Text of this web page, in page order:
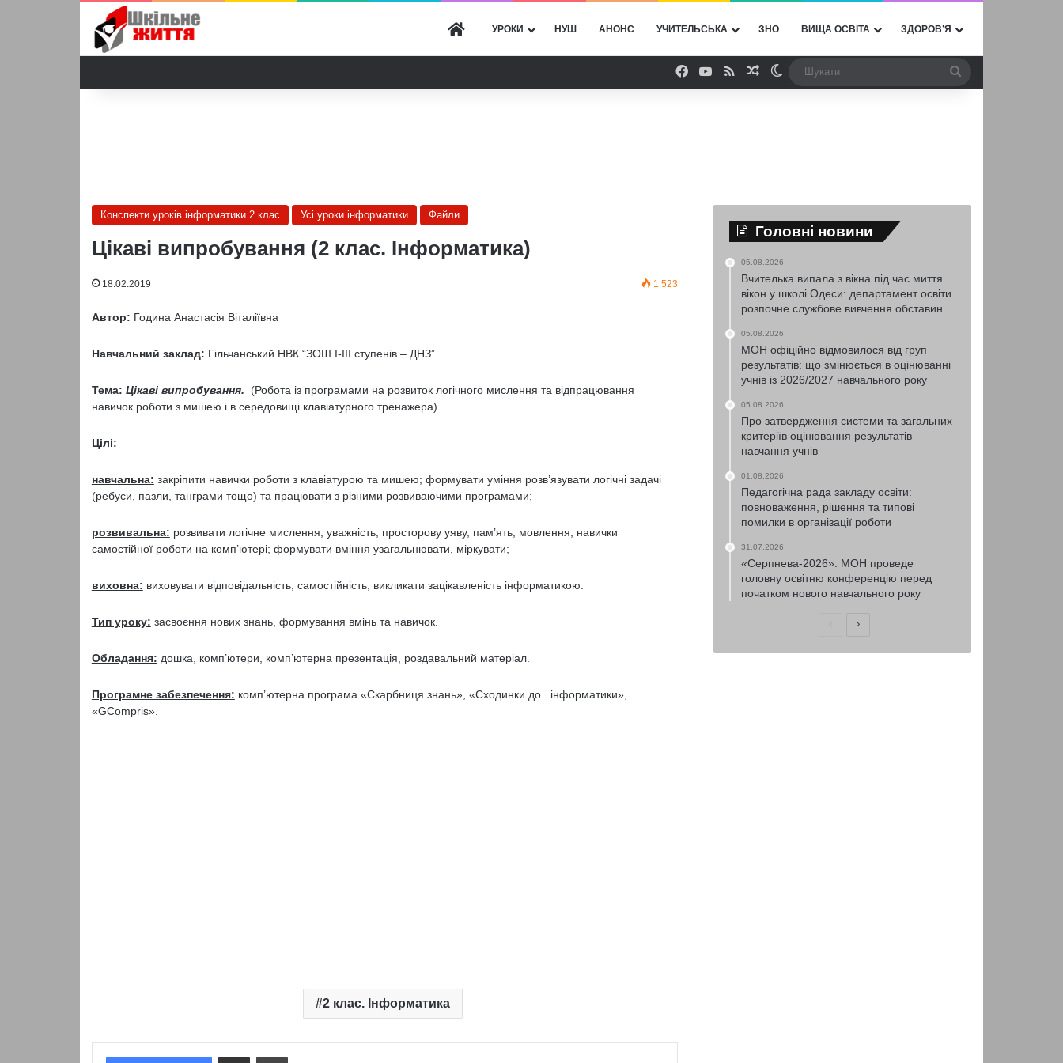
ГОЛОВНА
УРОКИ НУШ АНОНС УЧИТЕЛЬСЬКА ЗНО ВИЩА ОСВІТА ЗДОРОВ’Я
Facebook
YouTube
RSSВипадкова стаття
Switch skin
Конспекти уроків інформатики 2 клас Усі уроки інформатики Файли
Цікаві випробування (2 клас. Інформатика)
18.02.2019 1 523
Автор: Година Анастасія Віталіївна
Навчальний заклад: Гільчанський НВК “ЗОШ I-III ступенів – ДНЗ”
Тема: Цікаві випробування.
(Робота із програмами на розвиток логічного мислення та відпрацювання
навичок роботи з мишею і в середовищі клавіатурного тренажера).
Цілі:
навчальна: закріпити навички роботи з клавіатурою та мишею; формувати уміння розв’язувати логічні задачі
(ребуси, пазли, танграми тощо) та працювати з різними розвиваючими програмами;
розвивальна: розвивати логічне мислення, уважність, просторову уяву, пам’ять, мовлення, навички
самостійної роботи на комп’ютері; формувати вміння узагальнювати, міркувати;
виховна: виховувати відповідальність, самостійність; викликати зацікавленість інформатикою.
Тип уроку: засвоєння нових знань, формування вмінь та навичок.
Обладання: дошка, комп’ютери, комп’ютерна презентація, роздавальний матеріал.
Програмне забезпечення: комп’ютерна програма «Скарбниця знань», «Сходинки до інформатики»,
«GCompris».
2 клас. Інформатика
Надіслати електронною поштоюНадрукувати
Головні новини
05.08.2026
Вчителька випала з вікна під час миття
вікон у школі Одеси: департамент освіти
розпочне службове вивчення обставин
05.08.2026
МОН офіційно відмовилося від груп
результатів: що змінюється в оцінюванні
учнів із 2026/2027 навчального року
05.08.2026
Про затвердження системи та загальних
критеріїв оцінювання результатів
навчання учнів
01.08.2026
Педагогічна рада закладу освіти:
повноваження, рішення та типові
помилки в організації роботи
31.07.2026
«Серпнева-2026»: МОН проведе
головну освітню конференцію перед
початком нового навчального року
ПопередняНаступна